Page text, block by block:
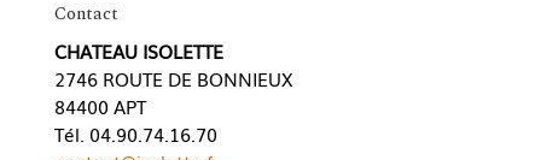
Contact
CHATEAU ISOLETTE
2746 ROUTE DE BONNIEUX
84400 APT
Tél. 04.90.74.16.70